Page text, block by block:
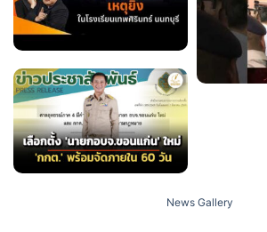
News Gallery